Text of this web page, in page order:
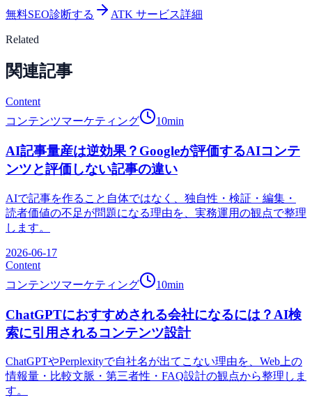
無料SEO診断する ATK サービス詳細
Related
関連記事
Content
コンテンツマーケティング
10min
AI記事量産は逆効果？Googleが評価するAIコンテ
ンツと評価しない記事の違い
AIで記事を作ること自体ではなく、独自性・検証・編集・
読者価値の不足が問題になる理由を、実務運用の観点で整理
します。
2026-06-17
Content
コンテンツマーケティング
10min
ChatGPTにおすすめされる会社になるには？AI検
索に引用されるコンテンツ設計
ChatGPTやPerplexityで自社名が出てこない理由を、Web上の
情報量・比較文脈・第三者性・FAQ設計の観点から整理しま
す。